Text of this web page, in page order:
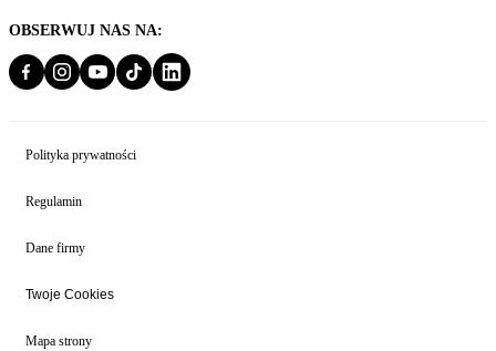
OBSERWUJ NAS NA:
Polityka prywatności
Regulamin
Dane firmy
Twoje Cookies
Mapa strony